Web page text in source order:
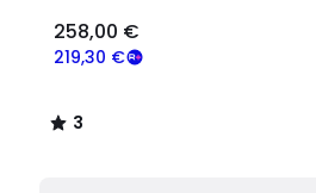
219,30 €
258,00 €
3
/